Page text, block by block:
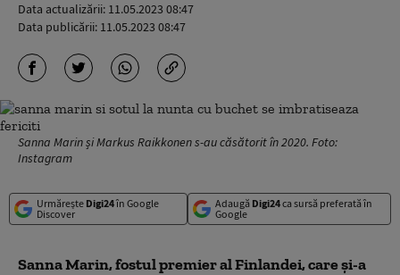
Data actualizării: 11.05.2023 08:47
Data publicării: 11.05.2023 08:47
Sanna Marin și Markus Raikkonen s-au căsătorit în 2020. Foto:
Instagram
Urmărește Digi24în Google
Discover
Adaugă Digi24ca sursă preferată în
Google
Sanna Marin, fostul premier al Finlandei, care și-a